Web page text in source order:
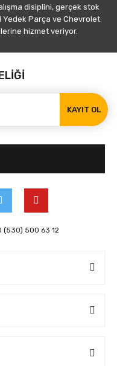
disiplini, gerçek stok
Yedek Parça ve Chevrolet
hizmet veriyor.
KAYIT OL
(530) 500 63 12